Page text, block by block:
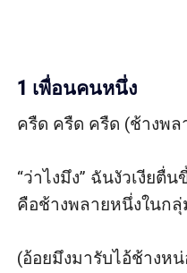
1 เพื่อนคนหนึ่ง
ครืด ครืด ครืด (ช้างพล
“ว่าไงมึง” ฉันงัวเงีย
คือช้างพลายหนึ่งในก
(อ้อยมึงมารับไอ้ช้างห